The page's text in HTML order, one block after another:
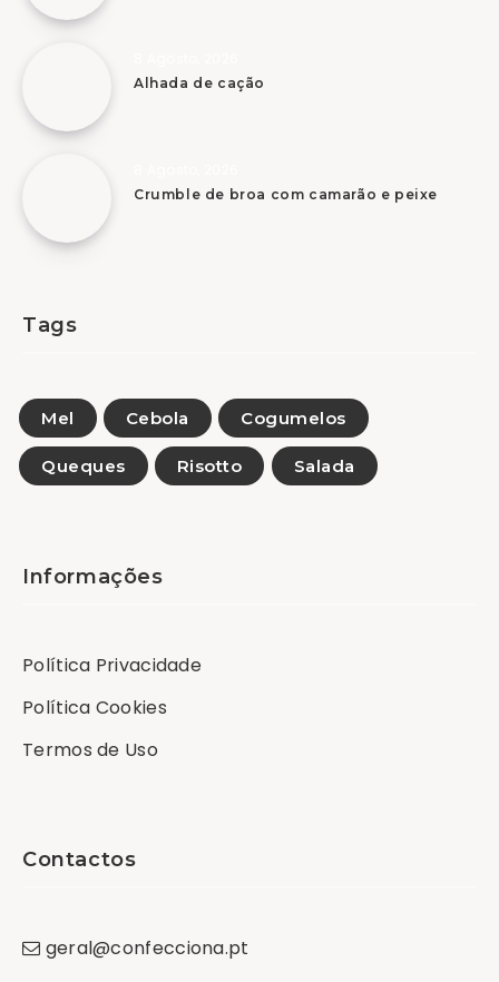
Alhada de cação
Crumble de broa com camarão e peixe
Tags
Mel Cebola Cogumelos
Queques Risotto Salada
Informações
Política Privacidade
Política Cookies
Termos de Uso
Contactos
geral@confecciona.pt